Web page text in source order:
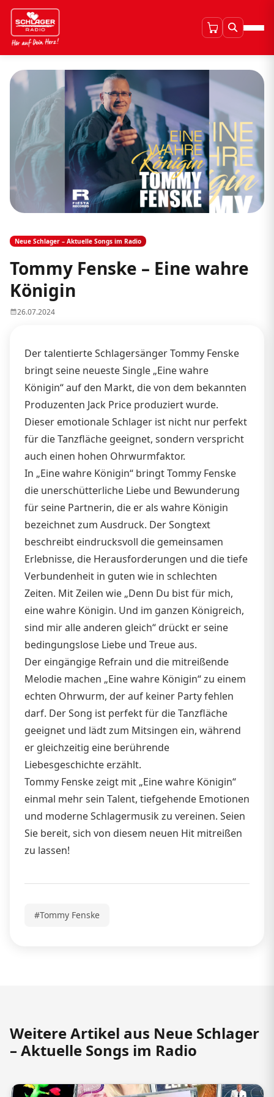
Neue Schlager – Aktuelle Songs im Radio
Tommy Fenske – Eine wahre
Königin
26.07.2024
Der talentierte Schlagersänger Tommy Fenske
bringt seine neueste Single „Eine wahre
Königin“ auf den Markt, die von dem bekannten
Produzenten Jack Price produziert wurde.
Dieser emotionale Schlager ist nicht nur perfekt
für die Tanzfläche geeignet, sondern verspricht
auch einen hohen Ohrwurmfaktor.
In „Eine wahre Königin“ bringt Tommy Fenske
die unerschütterliche Liebe und Bewunderung
für seine Partnerin, die er als wahre Königin
bezeichnet zum Ausdruck. Der Songtext
beschreibt eindrucksvoll die gemeinsamen
Erlebnisse, die Herausforderungen und die tiefe
Verbundenheit in guten wie in schlechten
Zeiten. Mit Zeilen wie „Denn Du bist für mich,
eine wahre Königin. Und im ganzen Königreich,
sind mir alle anderen gleich“ drückt er seine
bedingungslose Liebe und Treue aus.
Der eingängige Refrain und die mitreißende
Melodie machen „Eine wahre Königin“ zu einem
echten Ohrwurm, der auf keiner Party fehlen
darf. Der Song ist perfekt für die Tanzfläche
geeignet und lädt zum Mitsingen ein, während
er gleichzeitig eine berührende
Liebesgeschichte erzählt.
Tommy Fenske zeigt mit „Eine wahre Königin“
einmal mehr sein Talent, tiefgehende Emotionen
und moderne Schlagermusik zu vereinen. Seien
Sie bereit, sich von diesem neuen Hit mitreißen
zu lassen!
#Tommy Fenske
Weitere Artikel aus Neue Schlager
– Aktuelle Songs im Radio